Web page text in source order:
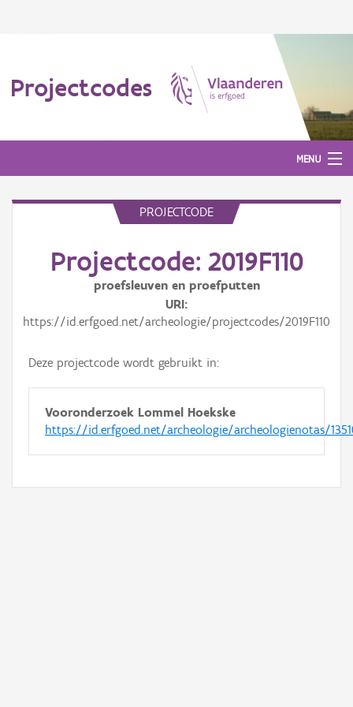
Projectcodes
MENU
PROJECTCODE
Projectcode: 2019F110
proefsleuven en proefputten
URI
https://id.erfgoed.net/archeologie/projectcodes/2019F110
Deze projectcode wordt gebruikt in:
Vooronderzoek Lommel Hoekske
https://id.erfgoed.net/archeologie/archeologienotas/